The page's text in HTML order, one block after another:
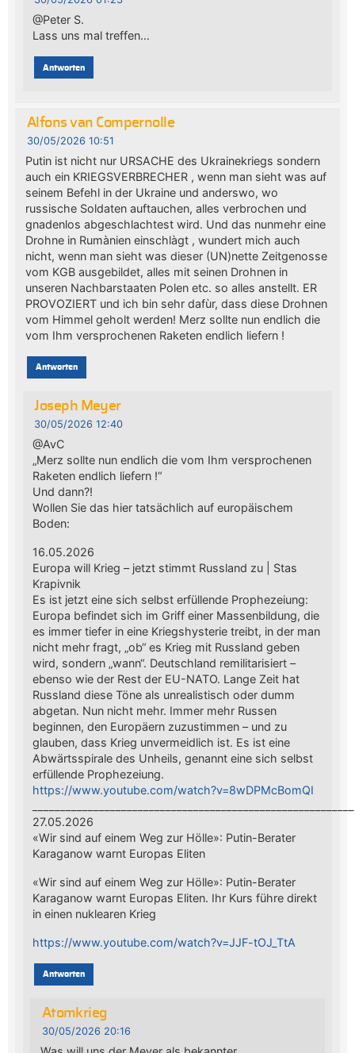
@Peter S.
Lass uns mal treffen…
Antworten
Alfons van Compernolle
30/05/2026 10:51
Putin ist nicht nur URSACHE des Ukrainekriegs sondern
auch ein KRIEGSVERBRECHER , wenn man sieht was auf
seinem Befehl in der Ukraine und anderswo, wo
russische Soldaten auftauchen, alles verbrochen und
gnadenlos abgeschlachtest wird. Und das nunmehr eine
Drohne in Rumànien einschlàgt , wundert mich auch
nicht, wenn man sieht was dieser (UN)nette Zeitgenosse
vom KGB ausgebildet, alles mit seinen Drohnen in
unseren Nachbarstaaten Polen etc. so alles anstellt. ER
PROVOZIERT und ich bin sehr dafùr, dass diese Drohnen
vom Himmel geholt werden! Merz sollte nun endlich die
vom Ihm versprochenen Raketen endlich liefern !
Antworten
Joseph Meyer
30/05/2026 12:40
@AvC
„Merz sollte nun endlich die vom Ihm versprochenen
Raketen endlich liefern !“
Und dann?!
Wollen Sie das hier tatsächlich auf europäischem
Boden:
16.05.2026
Europa will Krieg – jetzt stimmt Russland zu | Stas
Krapivnik
Es ist jetzt eine sich selbst erfüllende Prophezeiung:
Europa befindet sich im Griff einer Massenbildung, die
es immer tiefer in eine Kriegshysterie treibt, in der man
nicht mehr fragt, „ob“ es Krieg mit Russland geben
wird, sondern „wann“. Deutschland remilitarisiert –
ebenso wie der Rest der EU-NATO. Lange Zeit hat
Russland diese Töne als unrealistisch oder dumm
abgetan. Nun nicht mehr. Immer mehr Russen
beginnen, den Europäern zuzustimmen – und zu
glauben, dass Krieg unvermeidlich ist. Es ist eine
Abwärtsspirale des Unheils, genannt eine sich selbst
erfüllende Prophezeiung.
https://www.youtube.com/watch?v=8wDPMcBomQI
27.05.2026
«Wir sind auf einem Weg zur Hölle»: Putin-Berater
Karaganow warnt Europas Eliten
«Wir sind auf einem Weg zur Hölle»: Putin-Berater
Karaganow warnt Europas Eliten. Ihr Kurs führe direkt
in einen nuklearen Krieg
https://www.youtube.com/watch?v=JJF-tOJ_TtA
Antworten
Atomkrieg
30/05/2026 20:16